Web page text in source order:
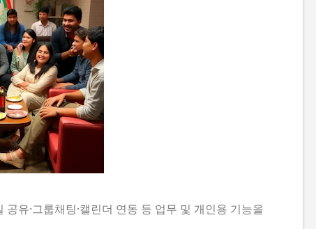
유·그룹채팅·캘린더 연동 등 업무 및 개인용 기능을